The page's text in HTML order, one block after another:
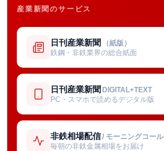
産業新聞のサービス
日刊産業新聞 （紙版）
鉄鋼・非鉄業界の総合紙面
日刊産業新聞 DIGITAL+TEXT
PC・スマホで読めるデジタル版
非鉄相場配信/ モーニングコール
毎朝の非鉄金属相場をお届け